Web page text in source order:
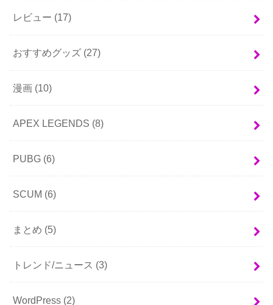
レビュー (17)
おすすめグッズ (27)
漫画 (10)
APEX LEGENDS (8)
PUBG (6)
SCUM (6)
まとめ (5)
トレンド/ニュース (3)
WordPress (2)